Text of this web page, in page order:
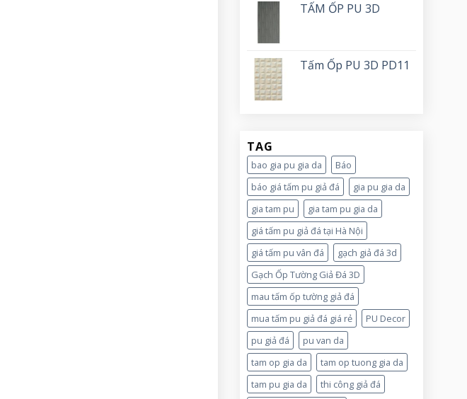
TẤM ỐP PU 3D
Tấm Ốp PU 3D PD11
TAG
bao gia pu gia da
Báo
báo giá tấm pu giả đá
gia pu gia da
gia tam pu
gia tam pu gia da
giá tấm pu giả đá tại Hà Nội
giá tấm pu vân đá
gạch giả đá 3d
Gạch Ốp Tường Giả Đá 3D
mau tấm ốp tường giả đá
mua tấm pu giả đá giá rẻ
PU Decor
pu giả đá
pu van da
tam op gia da
tam op tuong gia da
tam pu gia da
thi công giả đá